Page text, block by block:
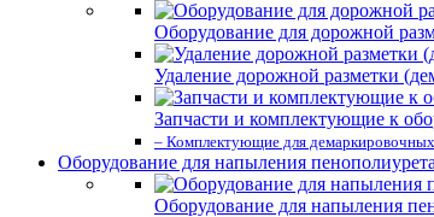
Оборудование для дорожной
Удаление дорожной разметки
Запчасти и комплектующие к
– Комплектующие для
Оборудование для напыления
Оборудование для напыления